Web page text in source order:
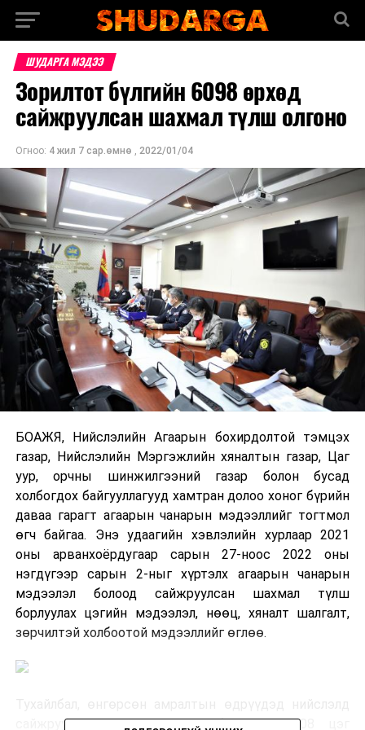
ШУДАРГА МЭДЭЭ
Зорилтот бүлгийн 6098 өрхөд
сайжруулсан шахмал түлш олгоно
Огноо: 4 жил 7 сар.өмнө , 2022/01/04
БОАЖЯ, Нийслэлийн Агаарын бохирдолтой тэмцэх
газар, Нийслэлийн Мэргэжлийн хяналтын газар, Цаг
уур, орчны шинжилгээний газар болон бусад
холбогдох байгууллагууд хамтран долоо хоног бүрийн
даваа гарагт агаарын чанарын мэдээллийг тогтмол
өгч байгаа. Энэ удаагийн хэвлэлийн хурлаар 2021
оны арванхоёрдугаар сарын 27-ноос 2022 оны
нэгдүгээр сарын 2-ныг хүртэлх агаарын чанарын
мэдээлэл болоод сайжруулсан шахмал түлш
борлуулах цэгийн мэдээлэл, нөөц, хяналт шалгалт,
зөрчилтэй холбоотой мэдээллийг өглөө.
сайжруулсан шахмал түлш борлуулах 608 цэг